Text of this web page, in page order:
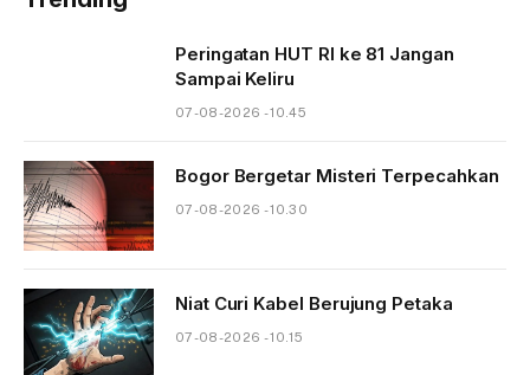
Peringatan HUT RI ke 81 Jangan
Sampai Keliru
07-08-2026 - 10.45
Bogor Bergetar Misteri Terpecahkan
07-08-2026 - 10.30
Niat Curi Kabel Berujung Petaka
07-08-2026 - 10.15